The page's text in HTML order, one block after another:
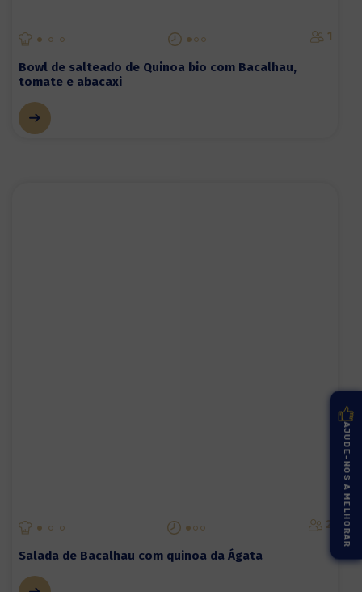
1
Bowl de salteado de Quinoa bio com Bacalhau,
tomate e abacaxi
2
Salada de Bacalhau com quinoa da Ágata
AJUDE-NOS A MELHORAR